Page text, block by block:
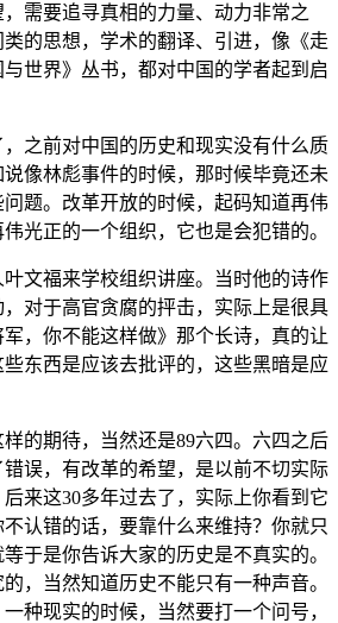
需要追寻真相的力量、动力非常之
的思想，学术的翻译、引进，像《走
世界》丛书，都对中国的学者起到启
之前对中国的历史和现实没有什么质
像林彪事件的时候，那时候毕竟还未
题。改革开放的时候，起码知道再伟
光正的一个组织，它也是会犯错的。
文福来学校组织讲座。当时他的诗作
对于高官贪腐的抨击，实际上是很具
，你不能这样做》那个长诗，真的让
东西是应该去批评的，这些黑暗是应
的期待，当然还是89六四。六四之后
误，有改革的希望，是以前不切实际
来这30多年过去了，实际上你看到它
认错的话，要靠什么来维持？你就只
于是你告诉大家的历史是不真实的。
，当然知道历史不能只有一种声音。
种现实的时候，当然要打一个问号，